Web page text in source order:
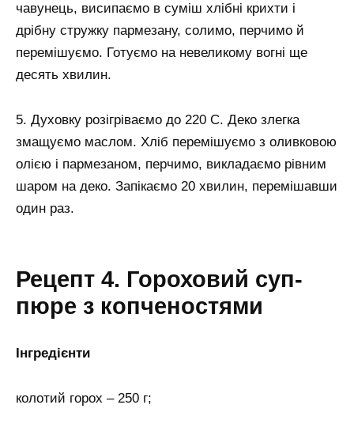
чавунець, висипаємо в суміш хлібні крихти і
дрібну стружку пармезану, солимо, перчимо й
перемішуємо. Готуємо на невеликому вогні ще
десять хвилин.
5. Духовку розігріваємо до 220 С. Деко злегка
змащуємо маслом. Хліб перемішуємо з оливковою
олією і пармезаном, перчимо, викладаємо рівним
шаром на деко. Запікаємо 20 хвилин, перемішавши
один раз.
Рецепт 4. Гороховий суп-
пюре з копченостями
Інгредієнти
колотий горох – 250 г;